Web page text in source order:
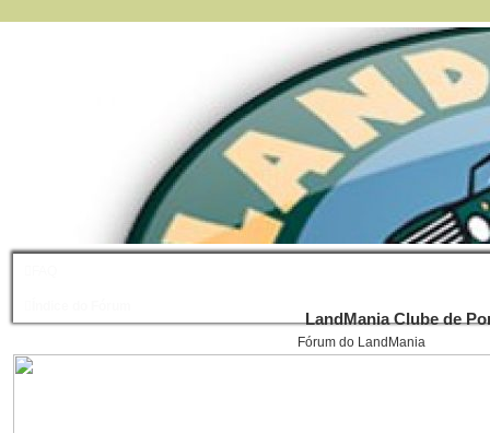
LandMania Clube de
Fórum do LandMania